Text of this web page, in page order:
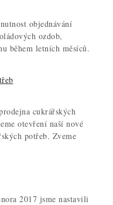
objednávání
ozdob,
během letních měsíců.
cukrářských
otevření naší nové
potřeb. Zveme
2017 jsme nastavili